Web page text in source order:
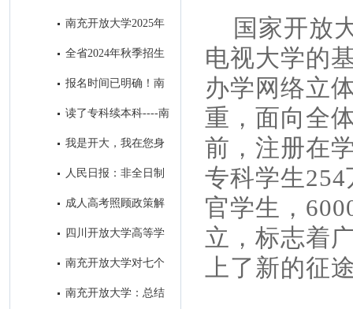
南充开放大学2025年
全省2024年秋季招生
工作研究部署会在我校召开
报名时间已明确！南
充这所大学在等你
读了专科续本科----南
充开放大学成为求学者首选的学
我是开大，我在您身
人民日报：非全日制
学历一律同等对待!在职学历教
成人高考照顾政策解
四川开放大学高等学
历继续教育退役士兵招生宣传专
南充开放大学对七个
县级分校开展“达标工程”实地验
南充开放大学：总结
国家开放
电视大学的
办学网络立
重，面向全
前，注册在
专科学生
官学生，
立，标志着
上了新的征